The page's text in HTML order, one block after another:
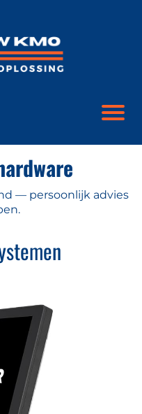
— persoonlijk advies